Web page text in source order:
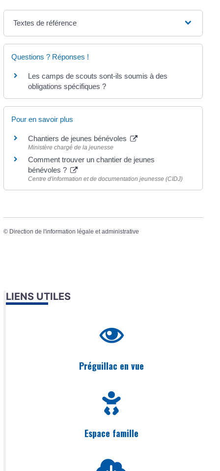
Textes de référence
Questions ? Réponses !
Les camps de scouts sont-ils soumis à des
obligations spécifiques ?
Pour en savoir plus
Chantiers de jeunes bénévoles
Ministère chargé de la jeunesse
Comment trouver un chantier de jeunes
bénévoles ?
Centre d'information et de documentation jeunesse (CIDJ)
© Direction de l'information légale et administrative
LIENS UTILES
Préguillac en vue
Espace famille